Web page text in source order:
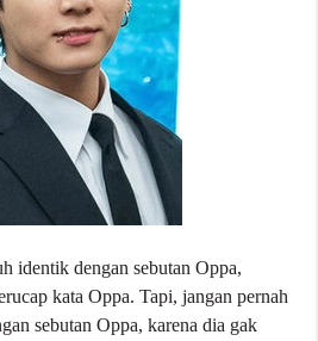
identik dengan sebutan Oppa,
kata Oppa. Tapi, jangan pernah
sebutan Oppa, karena dia gak